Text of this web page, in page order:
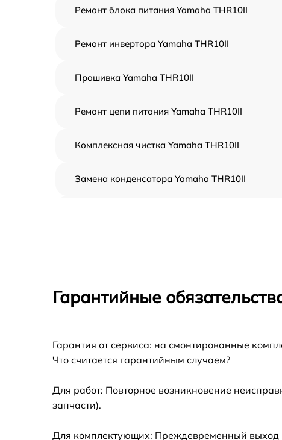
Ремонт блока питания Yamaha THR10II
Ремонт инвертора Yamaha THR10II
Прошивка Yamaha THR10II
Ремонт цепи питания Yamaha THR10II
Комплексная чистка Yamaha THR10II
Замена конденсатора Yamaha THR10II
Замена 4-х-канальных мультиплексоров
Yamaha THR10II
Гарантийные
Гарантия от сервиса: на смонтированные
Что считается гарантийным случаем?
Для работ: Повторное возникновение
запчасти).
Для комплектующих: Преждевременный выход